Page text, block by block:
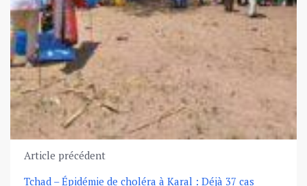
Article précédent
Tchad – Épidémie de choléra à Karal : Déjà 37 cas